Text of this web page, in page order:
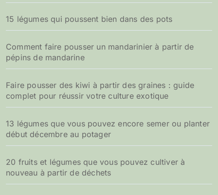
15 légumes qui poussent bien dans des pots
Comment faire pousser un mandarinier à partir de
pépins de mandarine
Faire pousser des kiwi à partir des graines : guide
complet pour réussir votre culture exotique
13 légumes que vous pouvez encore semer ou planter
début décembre au potager
20 fruits et légumes que vous pouvez cultiver à
nouveau à partir de déchets